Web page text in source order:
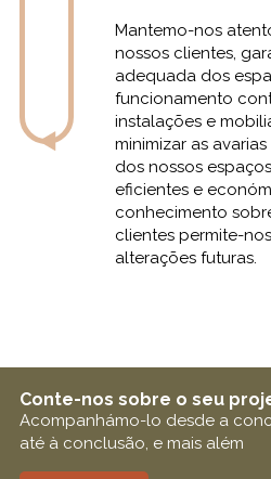
Mantemo-nos
nossos clientes,
adequada dos
funcionamento
instalações e
minimizar as
dos nossos
eficientes e
conhecimento
clientes permite-
alterações futuras.
Conte-nos sobre o seu
Acompanhámo-lo desde a
até à conclusão, e mais além